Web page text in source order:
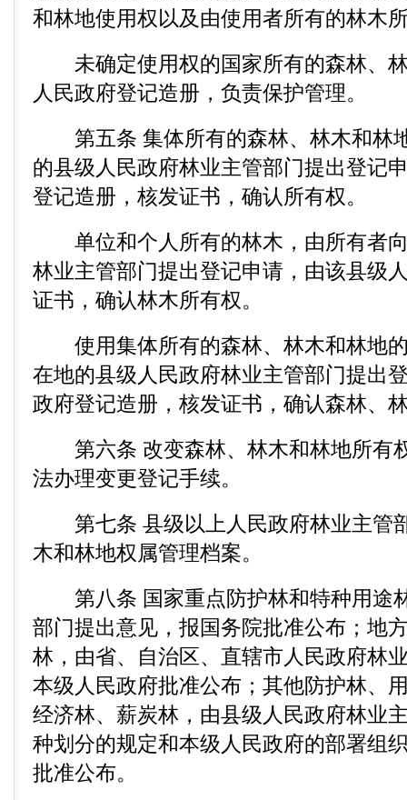
和林地使用权以及由使用者所有的林木
未确定使用权的国家所有的森林、林
人民政府登记造册，负责保护管理。
第五条 集体所有的森林、林木和林
的县级人民政府林业主管部门提出登记
登记造册，核发证书，确认所有权。
单位和个人所有的林木，由所有者向
林业主管部门提出登记申请，由该县级
证书，确认林木所有权。
使用集体所有的森林、林木和林地的
在地的县级人民政府林业主管部门提出
政府登记造册，核发证书，确认森林、
第六条 改变森林、林木和林地所有
法办理变更登记手续。
第七条 县级以上人民政府林业主管
木和林地权属管理档案。
第八条 国家重点防护林和特种用途
部门提出意见，报国务院批准公布；地
林，由省、自治区、直辖市人民政府林
本级人民政府批准公布；其他防护林、
经济林、薪炭林，由县级人民政府林业
种划分的规定和本级人民政府的部署组
批准公布。